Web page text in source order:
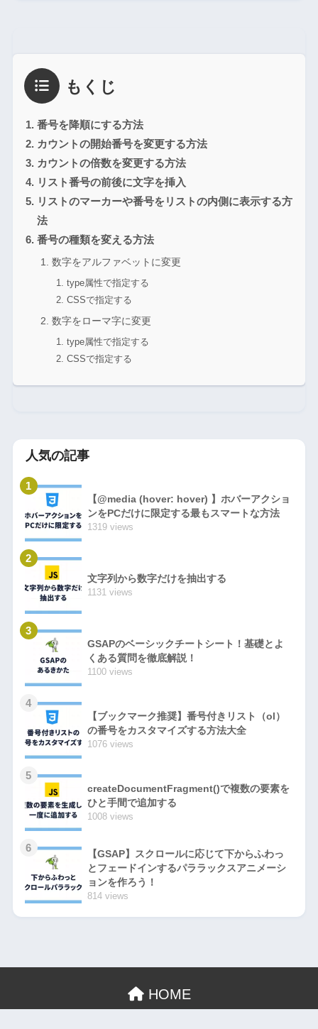
もくじ
番号を降順にする方法
カウントの開始番号を変更する方法
カウントの倍数を変更する方法
リスト番号の前後に文字を挿入
リストのマーカーや番号をリストの内側に表示する方
法
番号の種類を変える方法
数字をアルファベットに変更
type属性で指定する
CSSで指定する
数字をローマ字に変更
type属性で指定する
CSSで指定する
人気の記事
1
【@media (hover: hover) 】ホバーアクショ
ンをPCだけに限定する最もスマートな方法
1319 views
2
文字列から数字だけを抽出する
1131 views
3
GSAPのベーシックチートシート！基礎とよ
くある質問を徹底解説！
1100 views
4
【ブックマーク推奨】番号付きリスト（ol）
の番号をカスタマイズする方法大全
1076 views
5
createDocumentFragment()で複数の要素を
ひと手間で追加する
1008 views
6
【GSAP】スクロールに応じて下からふわっ
とフェードインするパララックスアニメーシ
ョンを作ろう！
814 views
HOME